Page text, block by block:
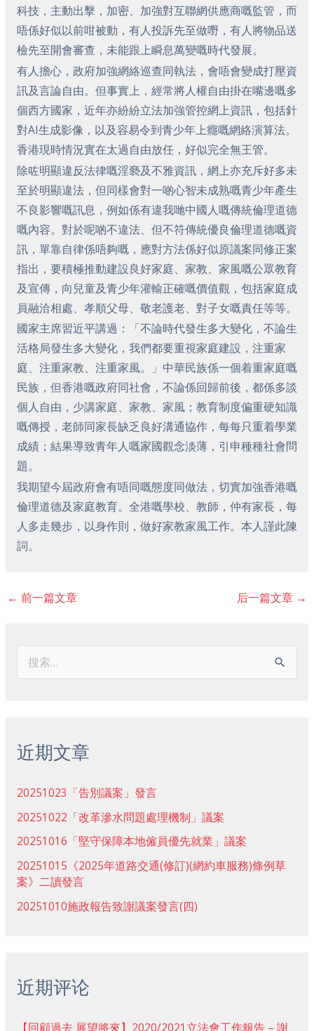
科技，主動出擊，加密、加強對互聯網供應商嘅監管，而
唔係好似以前咁被動，有人投訴先至做嘢，有人將物品送
檢先至開會審查，未能跟上瞬息萬變嘅時代發展。
有人擔心，政府加強網絡巡查同執法，會唔會變成打壓資
訊及言論自由。但事實上，經常將人權自由掛在嘴邊嘅多
個西方國家，近年亦紛紛立法加強管控網上資訊，包括針
對AI生成影像，以及容易令到青少年上癮嘅網絡演算法。
香港現時情況實在太過自由放任，好似完全無王管。
除咗明顯違反法律嘅淫褻及不雅資訊，網上亦充斥好多未
至於明顯違法，但同樣會對一啲心智未成熟嘅青少年產生
不良影響嘅訊息，例如係有違我哋中國人嘅傳統倫理道德
嘅內容。對於呢啲不違法、但不符傳統優良倫理道德嘅資
訊，單靠自律係唔夠嘅，應對方法係好似原議案同修正案
指出，要積極推動建設良好家庭、家教、家風嘅公眾教育
及宣傳，向兒童及青少年灌輸正確嘅價值觀，包括家庭成
員融洽相處、孝順父母、敬老護老、對子女嘅責任等等。
國家主席習近平講過：「不論時代發生多大變化，不論生
活格局發生多大變化，我們都要重視家庭建設，注重家
庭、注重家教、注重家風。」中華民族係一個着重家庭嘅
民族，但香港嘅政府同社會，不論係回歸前後，都係多談
個人自由，少講家庭、家教、家風；教育制度偏重硬知識
嘅傳授，老師同家長缺乏良好溝通協作，每每只重着學業
成績；結果導致青年人嘅家國觀念淡薄，引申種種社會問
題。
我期望今屆政府會有唔同嘅態度同做法，切實加強香港嘅
倫理道德及家庭教育。全港嘅學校、教師，仲有家長，每
人多走幾步，以身作則，做好家教家風工作。本人謹此陳
詞。
← 前一篇文章 后一篇文章 →
近期文章
20251023「告別議案」發言
20251022「改革滲水問題處理機制」議案
20251016「堅守保障本地僱員優先就業」議案
20251015《2025年道路交通(修訂)(網約車服務)條例草
案》二讀發言
20251010施政報告致謝議案發言(四)
近期评论
【回顧過去 展望將來】2020/2021立法會工作報告 – 謝